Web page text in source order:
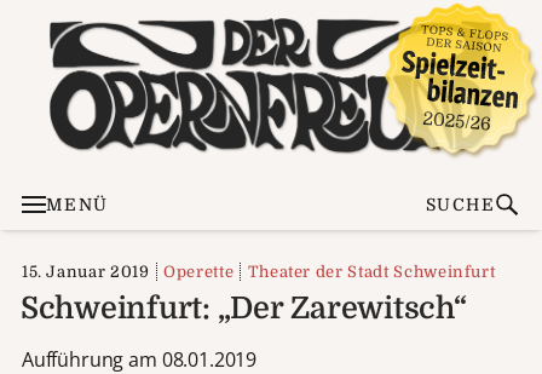
MENÜ SUCHE
15. Januar 2019 Operette Theater der Stadt Schweinfurt
Schweinfurt: „Der Zarewitsch“
Aufführung am 08.01.2019